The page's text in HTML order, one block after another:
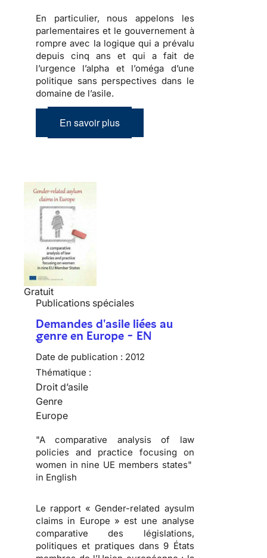
En particulier, nous appelons les
parlementaires et le gouvernement à
rompre avec la logique qui a prévalu
depuis cinq ans et qui a fait de
l’urgence l’alpha et l’oméga d’une
politique sans perspectives dans le
domaine de l’asile.
En savoir plus
Gratuit
Publications spéciales
Demandes d'asile liées au
genre en Europe - EN
Date de publication : 2012
Thématique :
Droit d’asile
Genre
Europe
"A comparative analysis of law
policies and practice focusing on
women in nine UE members states"
in English
Le rapport « Gender-related aysulm
claims in Europe » est une analyse
comparative des législations,
politiques et pratiques dans 9 États